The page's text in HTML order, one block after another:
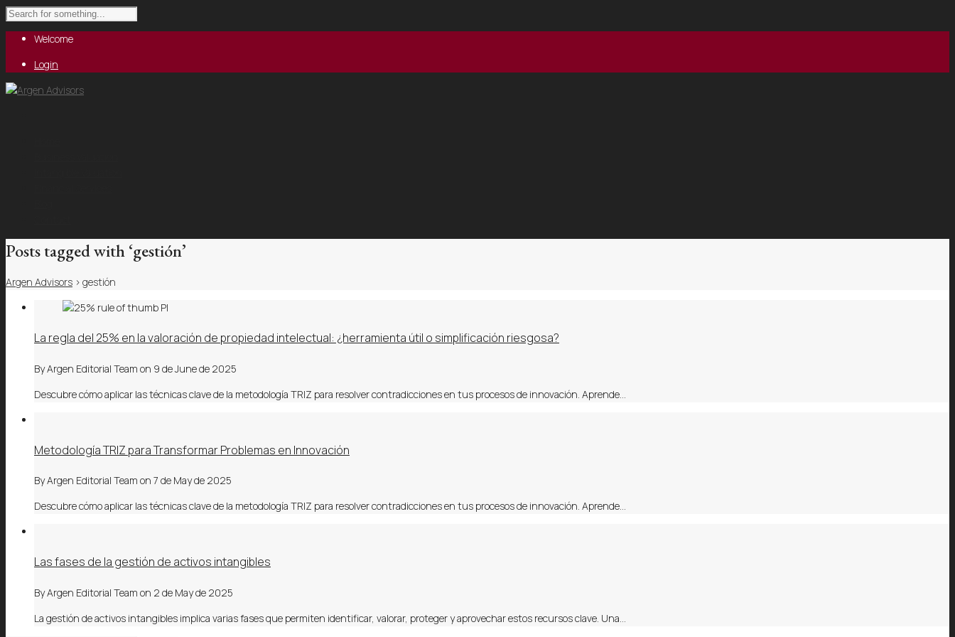
Welcome
Login
Posts tagged with ‘gestión’
Argen Advisors > gestión
La regla del 25% en la valoración de propiedad intelectual: ¿herramienta útil o simplificación riesgosa?
ByArgen Editorial Team on 9 de June de 2025
Descubre cómo aplicar las técnicas clave de la metodología TRIZ para resolver contradicciones en tus procesos de innovación. Aprende…
Metodología TRIZ para Transformar Problemas en Innovación
ByArgen Editorial Team on 7 de May de 2025
Descubre cómo aplicar las técnicas clave de la metodología TRIZ para resolver contradicciones en tus procesos de innovación. Aprende…
Las fases de la gestión de activos intangibles
ByArgen Editorial Team on 2 de May de 2025
La gestión de activos intangibles implica varias fases que permiten identificar, valorar, proteger y aprovechar estos recursos clave. Una…